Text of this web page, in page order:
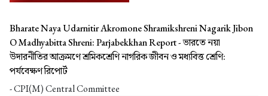
Bharate Naya Udarnitir Akromone Shramikshreni Nagarik Jibon
O Madhyabitta Shreni: Parjabekkhan Report -ভারতে নয়া
উদারনীতির আক্রমণে শ্রমিকশ্রেণি নাগরিক জীবন ও মধ্যবিত্ত শ্রেণি:
পর্যবেক্ষণ রিপোর্ট
- CPI(M) Central Committee